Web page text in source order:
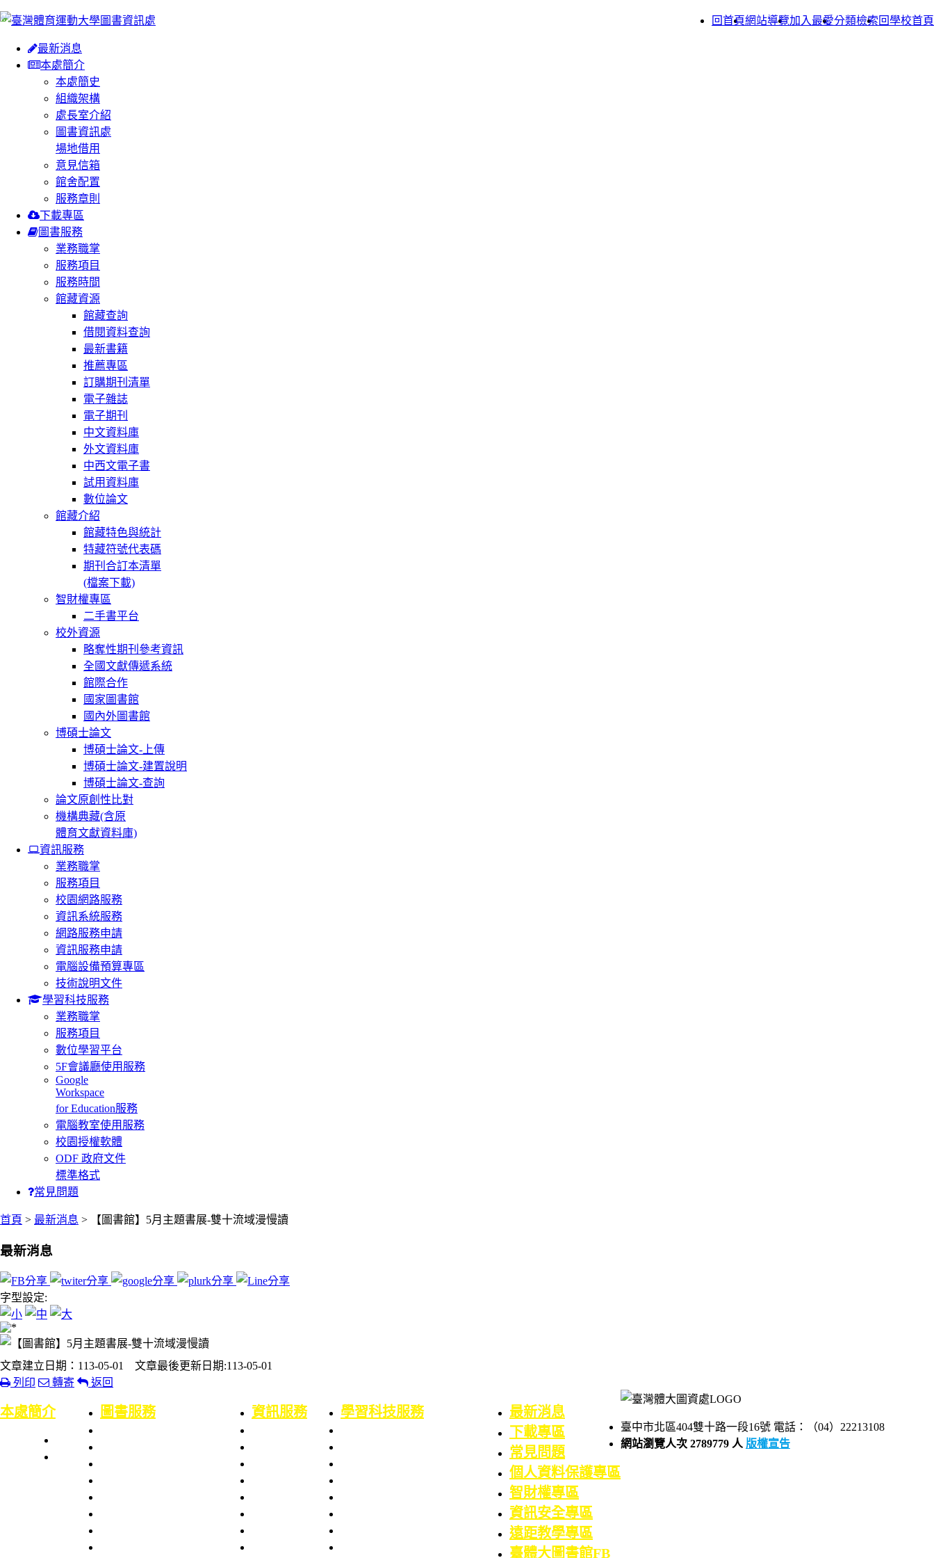
::: 回學校首頁
分類檢索
加入最愛
網站導覽
回首頁
最新消息
本處簡介
本處簡史
組織架構
處長室介紹
圖書資訊處
場地借用
意見信箱
館舍配置
服務章則
下載專區
圖書服務
業務職掌
服務項目
服務時間
館藏資源
館藏查詢
借閱資料查詢
最新書籍
推薦專區
訂購期刊清單
電子雜誌
電子期刊
中文資料庫
外文資料庫
中西文電子書
試用資料庫
數位論文
館藏介紹
館藏特色與統計
特藏符號代表碼
期刊合訂本清單
(檔案下載)
智財權專區
二手書平台
校外資源
略奪性期刊參考資訊
全國文獻傳遞系統
館際合作
國家圖書館
國內外圖書館
博碩士論文
博碩士論文-上傳
博碩士論文-建置說明
博碩士論文-查詢
論文原創性比對
機構典藏(含原
體育文獻資料庫)
資訊服務
業務職掌
服務項目
校園網路服務
資訊系統服務
網路服務申請
資訊服務申請
電腦設備預算專區
技術說明文件
學習科技服務
業務職掌
服務項目
數位學習平台
5F會議廳使用服務
Google
Workspace
for Education服務
電腦教室使用服務
校園授權軟體
ODF 政府文件
標準格式
常見問題
:::
首頁 > 最新消息 > 【圖書館】5月主題書展-雙十流域漫慢讀
最新消息
字型設定:
文章建立日期：113-05-01 文章最後更新日期:113-05-01
列印
轉寄
返回
本處簡介 圖書服務 資訊服務
電腦設備預算專區
學習科技服務
Google Workspace for Education服務
最新消息
下載專區
常見問題
個人資料保護專區
智財權專區
資訊安全專區
遠距教學專區
臺體大圖書館FB
臺中市北區404雙十路一段16號 電話：（04）22213108
網站瀏覽人次 2789779 人 版權宣告